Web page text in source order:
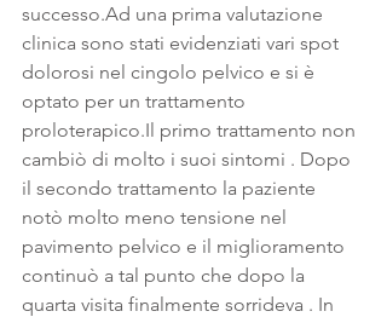
successo.Ad una prima valutazione
clinica sono stati evidenziati vari spot
dolorosi nel cingolo pelvico e si è
optato per un trattamento
proloterapico.Il primo trattamento non
cambiò di molto i suoi sintomi . Dopo
il secondo trattamento la paziente
notò molto meno tensione nel
pavimento pelvico e il miglioramento
continuò a tal punto che dopo la
quarta visita finalmente sorrideva . In